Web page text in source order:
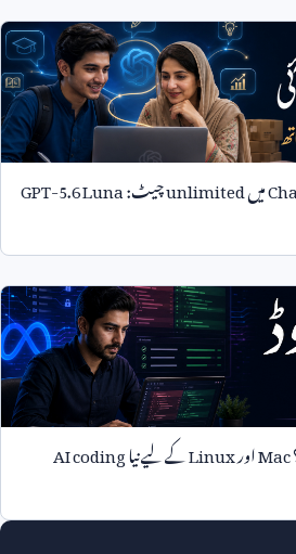
میںunlimitedچیٹ:GPT-5.6 Luna
MacاورLinuxکے لیے نیاAI coding